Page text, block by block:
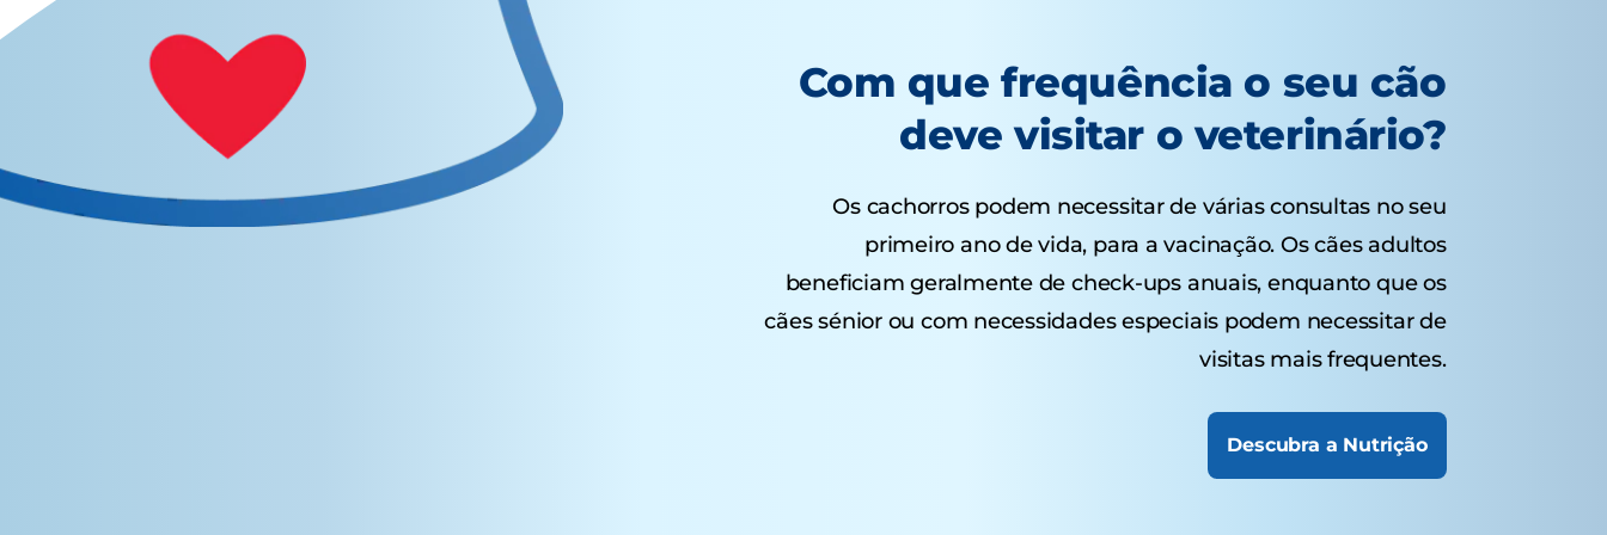
Com que frequência o seu cão
deve visitar o veterinário?
Os cachorros podem necessitar de várias consultas no seu
primeiro ano de vida, para a vacinação. Os cães adultos
beneficiam geralmente de check-ups anuais, enquanto que os
cães sénior ou com necessidades especiais podem necessitar de
visitas mais frequentes.
Descubra a Nutrição